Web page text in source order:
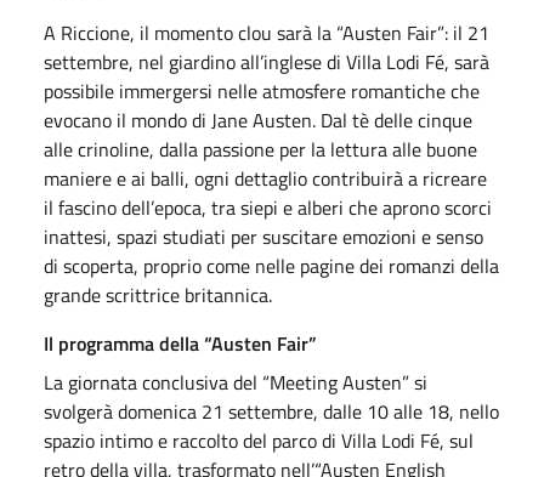
A Riccione, il momento clou sarà la “Austen Fair”: il 21
settembre, nel giardino all’inglese di Villa Lodi Fé, sarà
possibile immergersi nelle atmosfere romantiche che
evocano il mondo di Jane Austen. Dal tè delle cinque
alle crinoline, dalla passione per la lettura alle buone
maniere e ai balli, ogni dettaglio contribuirà a ricreare
il fascino dell’epoca, tra siepi e alberi che aprono scorci
inattesi, spazi studiati per suscitare emozioni e senso
di scoperta, proprio come nelle pagine dei romanzi della
grande scrittrice britannica.
Il programma della “Austen Fair”
La giornata conclusiva del “Meeting Austen” si
svolgerà domenica 21 settembre, dalle 10 alle 18, nello
spazio intimo e raccolto del parco di Villa Lodi Fé, sul
retro della villa, trasformato nell’“Austen English